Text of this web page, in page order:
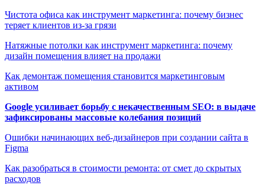
Чистота офиса как инструмент маркетинга: почему бизнес
теряет клиентов из-за грязи
Натяжные потолки как инструмент маркетинга: почему
дизайн помещения влияет на продажи
Как демонтаж помещения становится маркетинговым
активом
Google усиливает борьбу с некачественным SEO: в выдаче
зафиксированы массовые колебания позиций
Ошибки начинающих веб-дизайнеров при создании сайта в
Figma
Как разобраться в стоимости ремонта: от смет до скрытых
расходов